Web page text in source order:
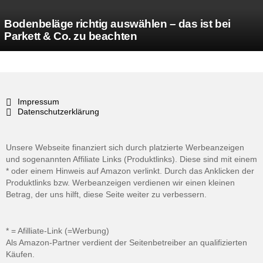
Bodenbeläge richtig auswählen – das ist bei
Parkett & Co. zu beachten
Impressum
Datenschutzerklärung
Unsere Webseite finanziert sich durch platzierte Werbeanzeigen
und sogenannten Affiliate Links (Produktlinks). Diese sind mit einem
* oder einem Hinweis auf Amazon verlinkt. Durch das Anklicken der
Produktlinks bzw. Werbeanzeigen verdienen wir einen kleinen
Betrag, der uns hilft, diese Seite weiter zu verbessern.
* = Afilliate-Link (=Werbung)
Als Amazon-Partner verdient der Seitenbetreiber an qualifizierten
Käufen.